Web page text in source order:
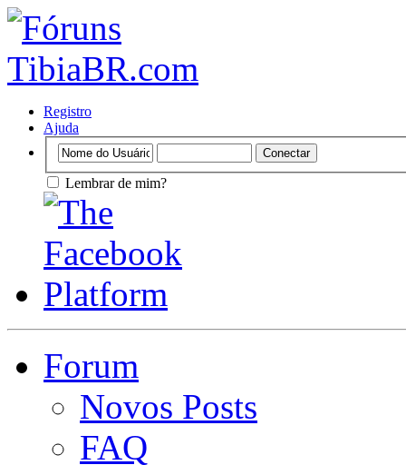
Registro
Ajuda
Lembrar de mim?
Forum
Novos Posts
FAQ